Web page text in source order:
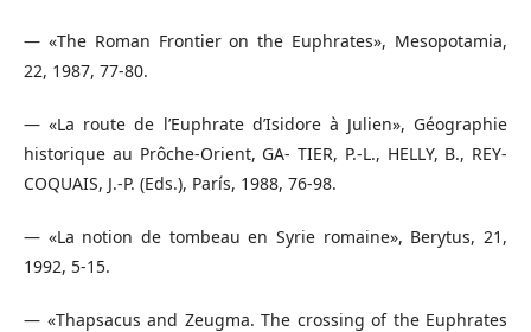
— «The Roman Frontier on the Euphrates», Mesopotamia,
22, 1987, 77-80.
— «La route de l’Euphrate d’Isidore à Julien», Géographie
historique au Prôche-Orient, GA- TIER, P.-L., HELLY, B., REY-
COQUAIS, J.-P. (Eds.), París, 1988, 76-98.
— «La notion de tombeau en Syrie romaine», Berytus, 21,
1992, 5-15.
— «Thapsacus and Zeugma. The crossing of the Euphrates